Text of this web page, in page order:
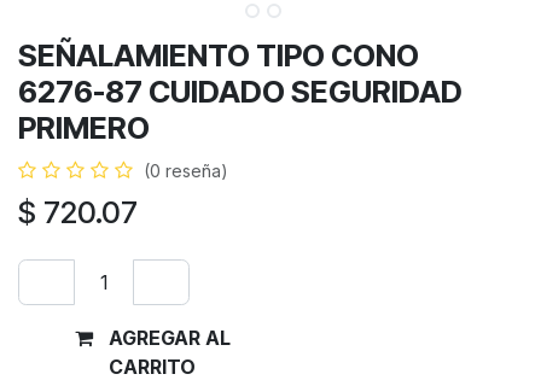
SEÑALAMIENTO TIPO CONO
6276-87 CUIDADO SEGURIDAD
PRIMERO
(0 reseña)
$ 720.07
AGREGAR AL
CARRITO